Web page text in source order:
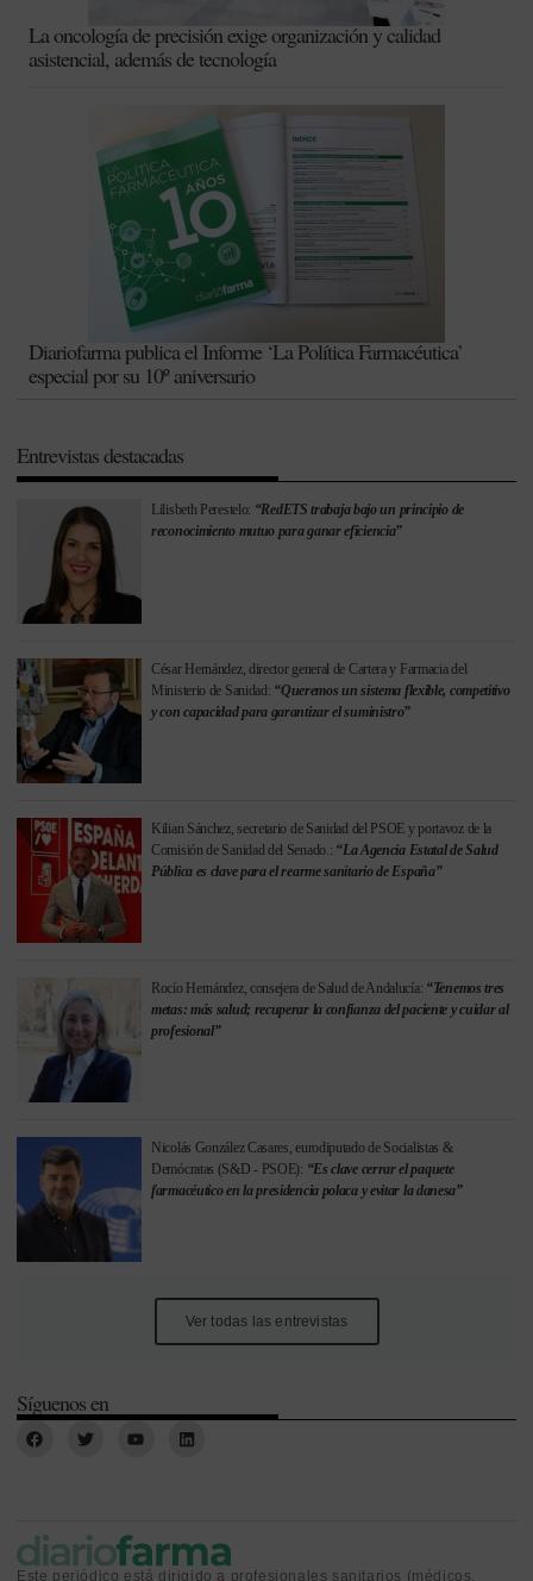
La oncología de precisión exige organización y calidad
asistencial, además de tecnología
Diariofarma publica el Informe ‘La Política Farmacéutica’
especial por su 10º aniversario
Entrevistas destacadas
Lilisbeth Perestelo: “RedETS trabaja bajo un principio de
reconocimiento mutuo para ganar eficiencia”
César Hernández, director general de Cartera y Farmacia del
Ministerio de Sanidad: “Queremos un sistema flexible, competitivo
y con capacidad para garantizar el suministro”
Kilian Sánchez, secretario de Sanidad del PSOE y portavoz de la
Comisión de Sanidad del Senado.: “La Agencia Estatal de Salud
Pública es clave para el rearme sanitario de España”
Rocío Hernández, consejera de Salud de Andalucía: “Tenemos tres
metas: más salud; recuperar la confianza del paciente y cuidar al
profesional”
Nicolás González Casares, eurodiputado de Socialistas &
Demócratas (S&D - PSOE): “Es clave cerrar el paquete
farmacéutico en la presidencia polaca y evitar la danesa”
Ver todas las entrevistas
Síguenos en
Este periódico está dirigido a profesionales sanitarios (médicos,